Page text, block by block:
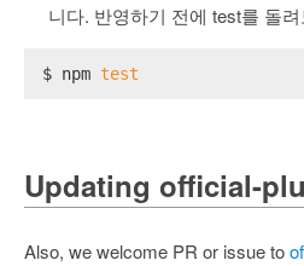
니다. 반영하기 전에 test를 돌
$ npm test
Updating official-
Also, we welcome PR or issue to